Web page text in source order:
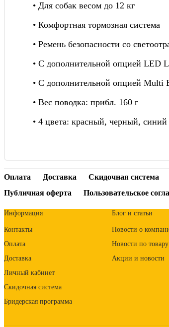
• Для собак весом до 12 кг
• Комфортная тормозная система
• Ремень безопасности со
• C дополнительной опцией LED
• C дополнительной опцией Multi
• Вес поводка: прибл. 160 г
• 4 цвета: красный, черный,
Оплата Доставка Скидочная система
Публичная оферта
Пользовательское
Информация
Контакты
Оплата
Доставка
Личный кабинет
Скидочная система
Бридерская программа
Блог и статьи
Новости о
Новости по товару
Акции и новости